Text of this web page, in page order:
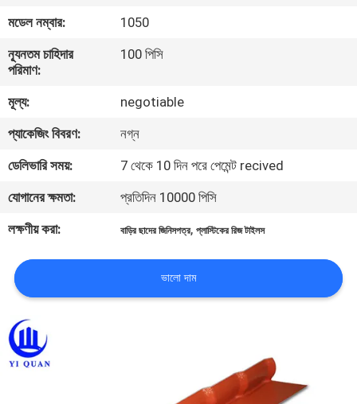
কারখানা
ভ্রমণ
মান
নিয়ন্ত্রণ
যোগাযোগ
করুন
BLOG
উদ্ধৃতির
জন্য
আবেদন
মডেল নম্বার:
1050
ন্যূনতম চাহিদার
পরিমাণ:
100 পিসি
মূল্য:
negotiable
প্যাকেজিং বিবরণ:
নগ্ন
ডেলিভারি সময়:
7 থেকে 10 দিন পরে পেমেন্ট recived
যোগানের ক্ষমতা:
প্রতিদিন 10000 পিসি
লক্ষণীয় করা:
বাড়ির ছাদের জিনিসপত্র,প্লাস্টিকের রিজ টাইলস
ভালো দাম